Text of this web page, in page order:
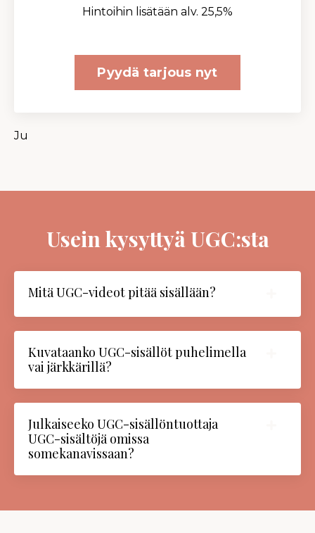
Hintoihin lisätään alv. 25,5%
Pyydä tarjous nyt
Ju
Usein kysyttyä UGC:sta
Mitä UGC-videot pitää sisällään?
Kuvataanko UGC-sisällöt puhelimella
vai järkkärillä?
Julkaiseeko UGC-sisällöntuottaja
UGC-sisältöjä omissa
somekanavissaan?